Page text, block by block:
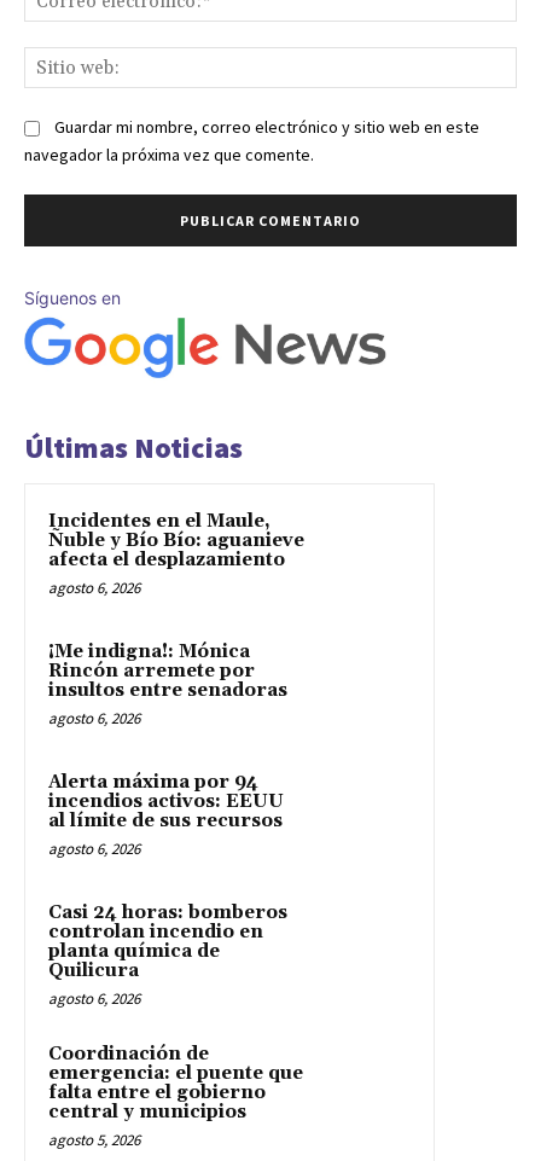
Guardar mi nombre, correo electrónico y sitio web en este
navegador la próxima vez que comente.
Síguenos en
Últimas Noticias
Incidentes en el Maule,
Ñuble y Bío Bío: aguanieve
afecta el desplazamiento
agosto 6, 2026
¡Me indigna!: Mónica
Rincón arremete por
insultos entre senadoras
agosto 6, 2026
Alerta máxima por 94
incendios activos: EEUU
al límite de sus recursos
agosto 6, 2026
Casi 24 horas: bomberos
controlan incendio en
planta química de
Quilicura
agosto 6, 2026
Coordinación de
emergencia: el puente que
falta entre el gobierno
central y municipios
agosto 5, 2026